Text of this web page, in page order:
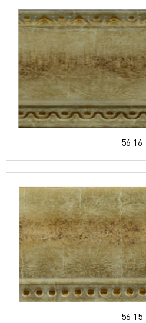
56 16
56 15